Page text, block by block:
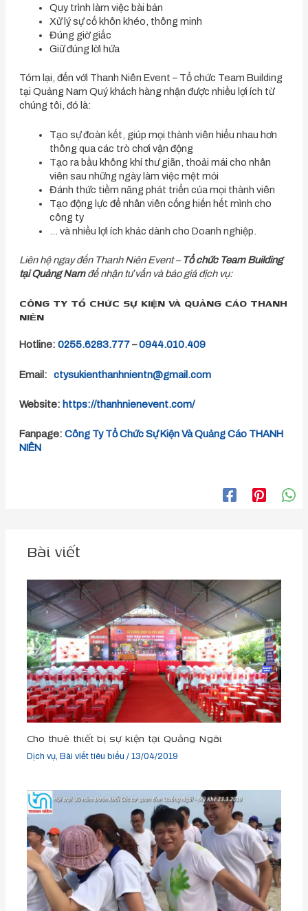
Quy trình làm việc bài bản
Xử lý sự cố khôn khéo, thông minh
Đúng giờ giấc
Giữ đúng lời hứa
Tóm lại, đến với Thanh Niên Event – Tổ chức Team Building
tại Quảng Nam Quý khách hàng nhận được nhiều lợi ích từ
chúng tôi, đó là:
Tạo sự đoàn kết, giúp mọi thành viên hiểu nhau hơn
thông qua các trò chơi vận động
Tạo ra bầu không khí thư giãn, thoải mái cho nhân
viên sau những ngày làm việc mệt mỏi
Đánh thức tiềm năng phát triển của mọi thành viên
Tạo động lực để nhân viên cống hiến hết mình cho
công ty
… và nhiều lợi ích khác dành cho Doanh nghiệp.
Liên hệ ngay đến Thanh Niên Event –Tổ chức Team Building
tại Quảng Namđể nhận tư vấn và báo giá dịch vụ:
CÔNG TY TỔ CHỨC SỰ KIỆN VÀ QUẢNG CÁO THANH
NIÊN
Hotline: 0255.6283.777–0944.010.409
Email: ctysukienthanhnientn@gmail.com
Website: https://thanhnienevent.com/
Fanpage: Công Ty Tổ Chức Sự Kiện Và Quảng Cáo THANH
NIÊN
Bài viết
Cho thuê thiết bị sự kiện tại Quảng Ngãi
Dịch vụ ,Bài viết tiêu biểu /13/04/2019